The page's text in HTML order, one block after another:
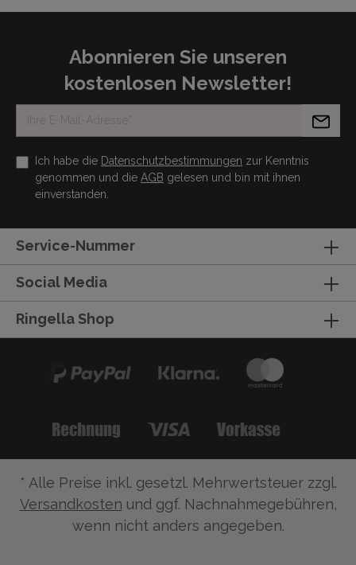
Abonnieren Sie unseren
kostenlosen Newsletter!
Ich habe die Datenschutzbestimmungen zur Kenntnis
genommen und die AGB gelesen und bin mit ihnen
einverstanden.
Service-Nummer
Social Media
Ringella Shop
* Alle Preise inkl. gesetzl. Mehrwertsteuer zzgl.
Versandkosten und ggf. Nachnahmegebühren,
wenn nicht anders angegeben.